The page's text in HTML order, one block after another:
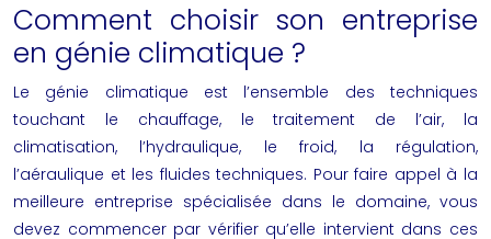
Comment choisir son entreprise
en génie climatique ?
Le génie climatique est l’ensemble des techniques
touchant le chauffage, le traitement de l’air, la
climatisation, l’hydraulique, le froid, la régulation,
l’aéraulique et les fluides techniques. Pour faire appel à la
meilleure entreprise spécialisée dans le domaine, vous
devez commencer par vérifier qu’elle intervient dans ces